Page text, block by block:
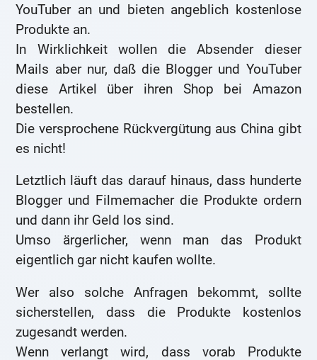
YouTuber an und bieten angeblich kostenlose
Produkte an.
In Wirklichkeit wollen die Absender dieser
Mails aber nur, daß die Blogger und YouTuber
diese Artikel über ihren Shop bei Amazon
bestellen.
Die versprochene Rückvergütung aus China gibt
es nicht!
Letztlich läuft das darauf hinaus, dass hunderte
Blogger und Filmemacher die Produkte ordern
und dann ihr Geld los sind.
Umso ärgerlicher, wenn man das Produkt
eigentlich gar nicht kaufen wollte.
Wer also solche Anfragen bekommt, sollte
sicherstellen, dass die Produkte kostenlos
zugesandt werden.
Wenn verlangt wird, dass vorab Produkte